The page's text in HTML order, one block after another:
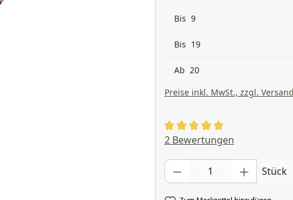
Bis 9
Bis 19
Ab 20
Preise inkl. MwSt., zzgl. Versand
Durchschnittliche
2 Bewertungen
Produkt Anzahl: Gib denStück